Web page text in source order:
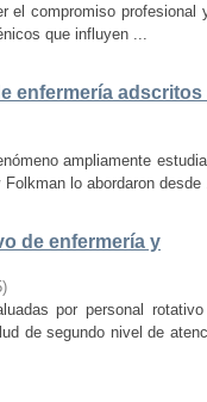
el compromiso profesional
que influyen ...
enfermería adscritos
ampliamente
lo abordaron desde
de enfermería y
)
por personal
de segundo nivel de